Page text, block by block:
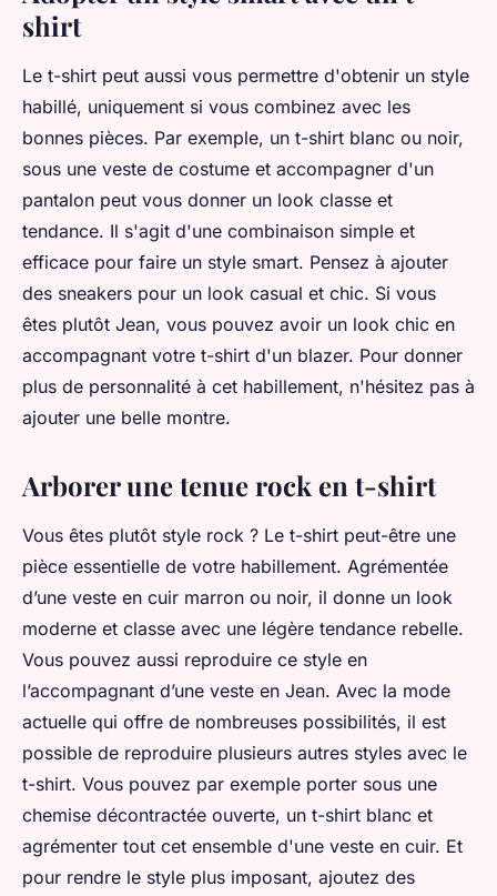
shirt
Le t-shirt peut aussi vous permettre d'obtenir un style
habillé, uniquement si vous combinez avec les
bonnes pièces. Par exemple, un t-shirt blanc ou noir,
sous une veste de costume et accompagner d'un
pantalon peut vous donner un look classe et
tendance. Il s'agit d'une combinaison simple et
efficace pour faire un style smart. Pensez à ajouter
des sneakers pour un look casual et chic. Si vous
êtes plutôt Jean, vous pouvez avoir un look chic en
accompagnant votre t-shirt d'un blazer. Pour donner
plus de personnalité à cet habillement, n'hésitez pas à
ajouter une belle montre.
Arborer une tenue rock en t-shirt
Vous êtes plutôt style rock ? Le t-shirt peut-être une
pièce essentielle de votre habillement. Agrémentée
d’une veste en cuir marron ou noir, il donne un look
moderne et classe avec une légère tendance rebelle.
Vous pouvez aussi reproduire ce style en
l’accompagnant d’une veste en Jean. Avec la mode
actuelle qui offre de nombreuses possibilités, il est
possible de reproduire plusieurs autres styles avec le
t-shirt. Vous pouvez par exemple porter sous une
chemise décontractée ouverte, un t-shirt blanc et
agrémenter tout cet ensemble d'une veste en cuir. Et
pour rendre le style plus imposant, ajoutez des